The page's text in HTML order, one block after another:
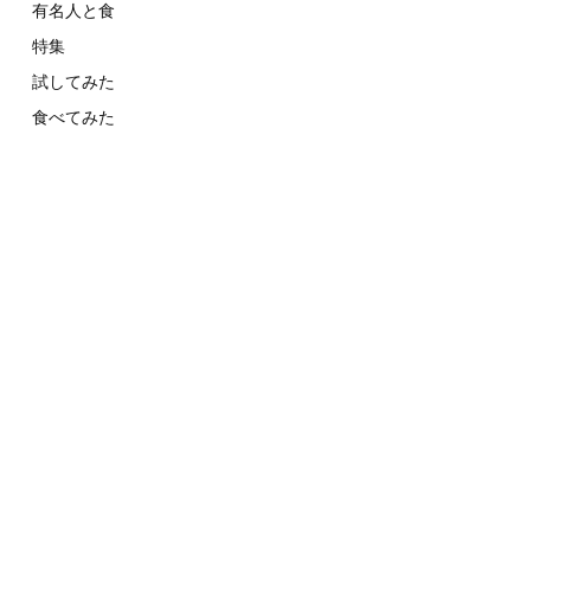
有名人と食
特集
試してみた
食べてみた